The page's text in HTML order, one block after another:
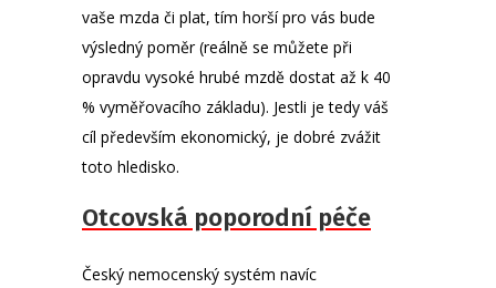
vaše mzda či plat, tím horší pro vás bude
výsledný poměr (reálně se můžete při
opravdu vysoké hrubé mzdě dostat až k 40
% vyměřovacího základu). Jestli je tedy váš
cíl především ekonomický, je dobré zvážit
toto hledisko.
Otcovská poporodní péče
Český nemocenský systém navíc